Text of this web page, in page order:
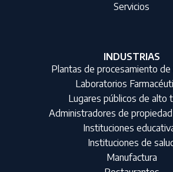
Servicios
INDUSTRIAS
Plantas de procesamiento de
Laboratorios
Lugares públicos de alto
Administradores de propiedad
Instituciones
Instituciones de
Manufactura